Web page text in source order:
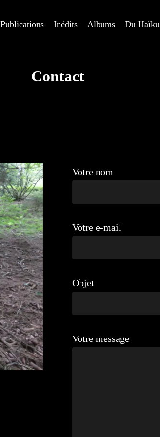
Publications Inédits Albums Du Haïku
Contact
Votre nom
Votre e-mail
Objet
Votre message